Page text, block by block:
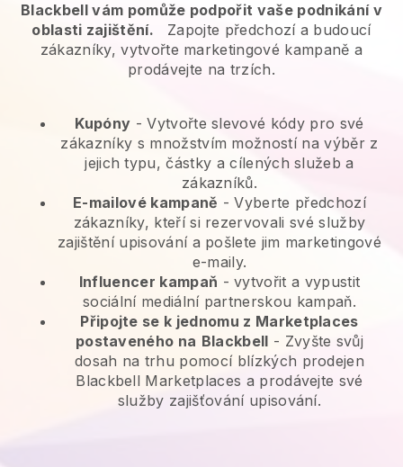
Blackbell vám pomůže podpořit vaše podnikání v
oblasti zajištění.
Zapojte předchozí a budoucí
zákazníky, vytvořte marketingové kampaně a
prodávejte na trzích.
Kupóny - Vytvořte slevové kódy pro své
zákazníky s množstvím možností na výběr z
jejich typu, částky a cílených služeb a
zákazníků.
E-mailové kampaně -Vyberte předchozí
zákazníky, kteří si rezervovali své služby
zajištění upisování a pošlete jim marketingové
e-maily.
Influencer kampaň - vytvořit a vypustit
sociální mediální partnerskou kampaň.
Připojte se k jednomu z Marketplaces
postaveného na Blackbell - Zvyšte svůj
dosah na trhu pomocí blízkých prodejen
Blackbell Marketplaces a prodávejte své
služby zajišťování upisování.